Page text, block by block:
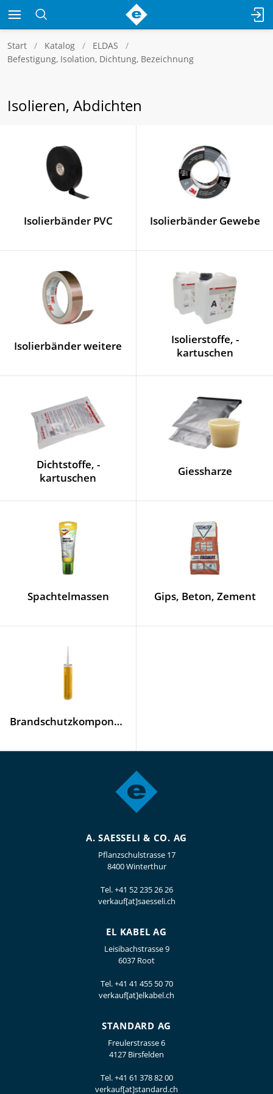
Start Katalog
ELDAS
Befestigung, Isolation, Dichtung, Bezeichnung
Isolieren, Abdichten
Isolierbänder PVC Isolierbänder Gewebe
Isolierbänder weitere
Isolierstoffe, -
kartuschen
Dichtstoffe, -
kartuschen
Giessharze
Spachtelmassen Gips, Beton, Zement
Brandschutzkomponenten
A. SAESSELI & CO. AG
Pflanzschulstrasse 17
8400 Winterthur
Tel.+41 52 235 26 26
verkauf[at]saesseli.ch
EL KABEL AG
Leisibachstrasse 9
6037 Root
Tel.+41 41 455 50 70
verkauf[at]elkabel.ch
STANDARD AG
Freulerstrasse 6
4127 Birsfelden
Tel.+41 61 378 82 00
verkauf[at]standard.ch